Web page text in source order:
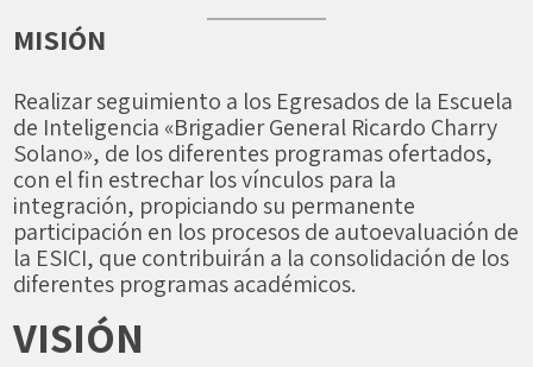
MISIÓN
Realizar seguimiento a los Egresados de la Escuela
de Inteligencia «Brigadier General Ricardo Charry
Solano», de los diferentes programas ofertados,
con el fin estrechar los vínculos para la
integración, propiciando su permanente
participación en los procesos de autoevaluación de
la ESICI, que contribuirán a la consolidación de los
diferentes programas académicos.
VISIÓN